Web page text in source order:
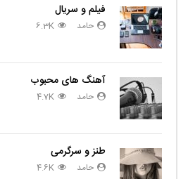
فیلم و سریال
حامد 6.3K
آهنگ های محبوب
حامد 4.7K
طنز و سرگرمی
حامد 4.6K